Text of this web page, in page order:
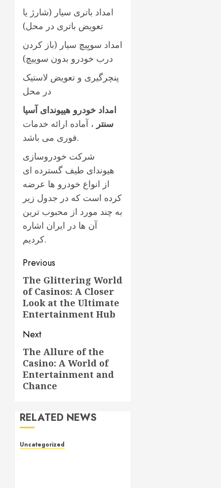
امداد باتری سیار (شارژ یا
تعویض باتری در محل)
امداد سویِیچ سیار (باز کردن
درب خودرو بدون سوییچ)
پنچرگیری و تعویض لاستیک
در محل
امداد خودرو هییوندای آسیا
سنتر ، آماده ارائه خدمات
فوری می باشد.
شرکت خودروسازی
هیوندای طیف گسترده ای
از انواع خودرو ها عرضه
کرده است که در جدول زیر
به چند مورد از محبوب ترین
آن ها در ایران اشاره
کردیم.
Post
navigation
Previous
Previous
post:
The Glittering World
of Casinos: A Closer
Look at the Ultimate
Entertainment Hub
Next
Next
post:
The Allure of the
Casino: A World of
Entertainment and
Chance
RELATED NEWS
Uncategorized